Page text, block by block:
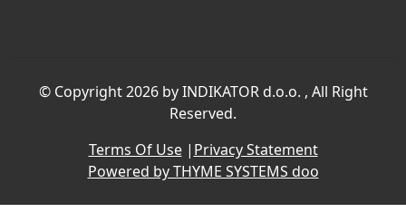
© Copyright 2026 by INDIKATOR d.o.o. , All Right
Reserved.
Terms Of Use| Privacy Statement
Powered by THYME SYSTEMS doo